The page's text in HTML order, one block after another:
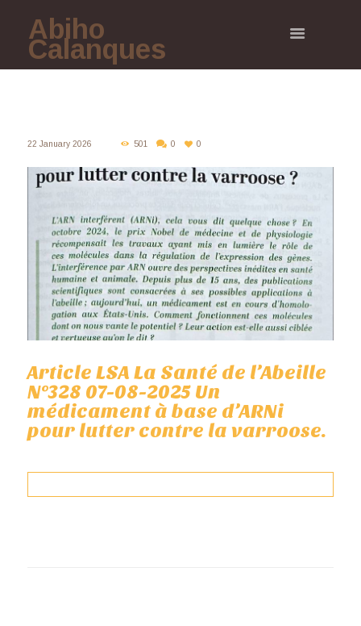
Abiho
Calanques
22 January 2026 501 0 0
Article LSA La Santé de l’Abeille
N°328 07-08-2025 Un
médicament à base d’ARNi
pour lutter contre la varroose.